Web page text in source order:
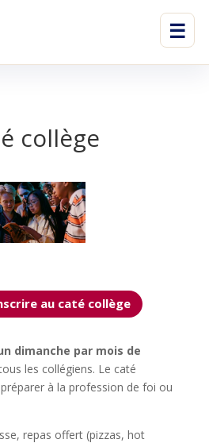
☰
collège
au caté collège
dimanche par mois de
les collégiens. Le caté
à la profession de foi ou
repas offert (pizzas, hot